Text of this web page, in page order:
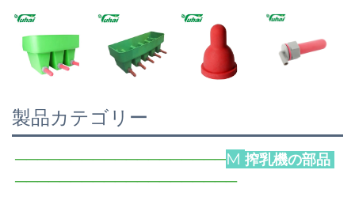
製品カテゴリー
───────────────────M
────────────────────